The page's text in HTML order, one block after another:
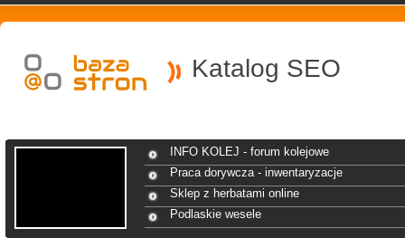
Katalog SEO
INFO KOLEJ - forum kolejowe
Praca dorywcza - inwentaryzacje
Sklep z herbatami online
Podlaskie wesele